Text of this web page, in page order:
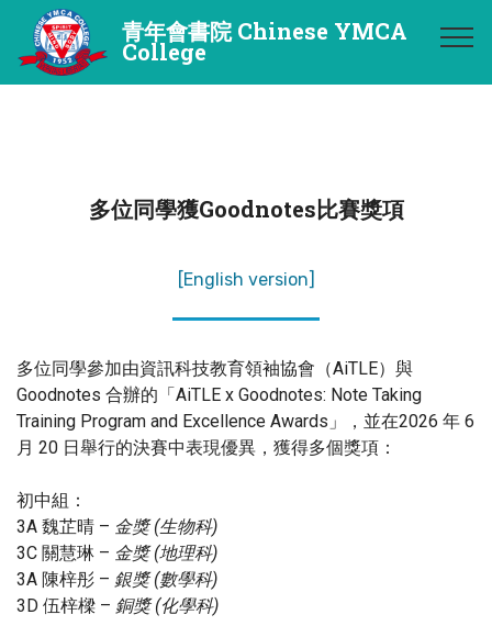
青年會書院 Chinese YMCA
College
多位同學獲Goodnotes比賽獎項
[English version]
多位同學參加由資訊科技教育領袖協會（AiTLE）與
Goodnotes 合辦的「AiTLE x Goodnotes: Note Taking
Training Program and Excellence Awards」，並在2026 年 6
月 20 日舉行的決賽中表現優異，獲得多個獎項：
初中組：
3A 魏芷晴 – 金獎 (生物科)
3C 關慧琳 – 金獎 (地理科)
3A 陳梓彤 – 銀獎 (數學科)
3D 伍梓樑 – 銅獎 (化學科)